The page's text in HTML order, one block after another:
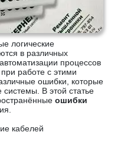
логические
в различных
процессов
работе с этими
ошибки, которые
системы. В этой статье
ошибки
кабелей